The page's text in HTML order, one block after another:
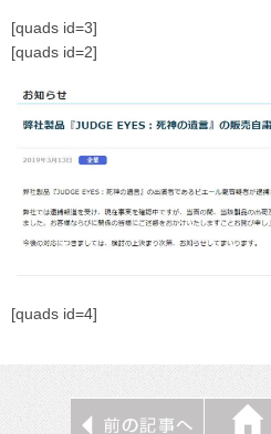
[quads id=3]
[quads id=2]
[quads id=4]